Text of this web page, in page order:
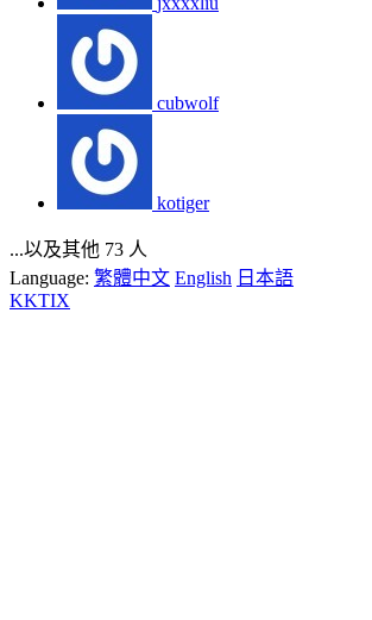
cubwolf
kotiger
...以及其他 73 人
Language: 繁體中文 English 日本語
KKTIX